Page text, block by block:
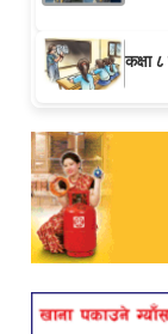
कक्षा